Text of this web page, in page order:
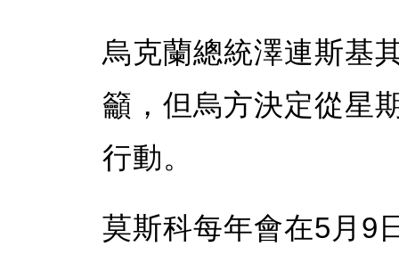
烏克蘭總統澤連斯基
籲，但烏方決定從星
行動。
莫斯科每年會在5月9